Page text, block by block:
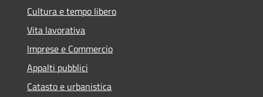
Cultura e tempo libero
Vita lavorativa
Imprese e Commercio
Appalti pubblici
Catasto e urbanistica